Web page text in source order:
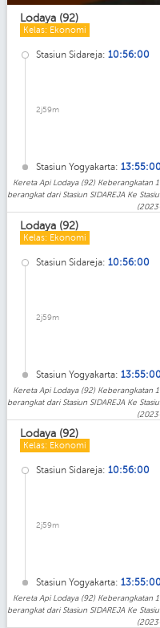
Lodaya (92)
Kelas: Ekonomi
Stasiun Sidareja: 10:56:00
2j59m
Stasiun Yogyakarta:
Kereta Api Lodaya (92) Keberangkatan
berangkat dari Stasiun SIDAREJA Ke
Lodaya (92)
Kelas: Ekonomi
Stasiun Sidareja: 10:56:00
2j59m
Stasiun Yogyakarta:
Kereta Api Lodaya (92) Keberangkatan
berangkat dari Stasiun SIDAREJA Ke
Lodaya (92)
Kelas: Ekonomi
Stasiun Sidareja: 10:56:00
2j59m
Stasiun Yogyakarta:
Kereta Api Lodaya (92) Keberangkatan
berangkat dari Stasiun SIDAREJA Ke